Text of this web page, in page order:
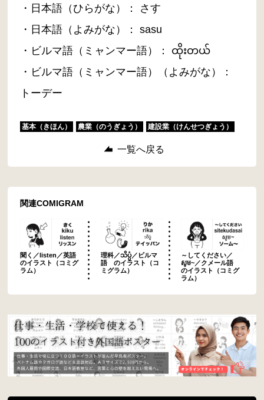
・日本語（ひらがな）： さす
・日本語（よみがな）： sasu
・ビルマ語（ミャンマー語）： ထိုးတယ်
・ビルマ語（ミャンマー語）（よみがな）：
トーデー
基本（きほん） 農業（のうぎょう） 建設業（けんせつぎょう）
一覧へ戻る
関連COMIGRAM
聞く／listen／英語
のイラスト（コミグ
ラム）
理科／သိပ္ပံ／ビルマ
語 のイラスト（コ
ミグラム）
～してください／
សូម~／クメール語
のイラスト（コミグ
ラム）